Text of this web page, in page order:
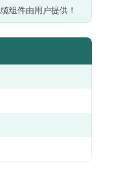
组件由用户提供！